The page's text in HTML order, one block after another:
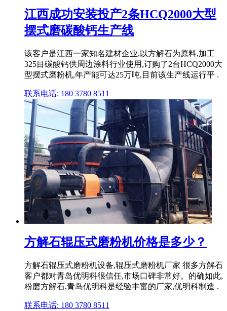
江西成功安装投产2条HCQ2000大型
摆式磨碳酸钙生产线
该客户是江西一家知名建材企业,以方解石为原料,加工
325目碳酸钙供周边涂料行业使用,订购了2台HCQ2000大
型摆式磨粉机,年产能可达25万吨,目前该生产线运行平 .
联系电话: 180 3780 8511
方解石辊压式磨粉机价格是多少？
方解石辊压式磨粉机设备,辊压式磨粉机厂家 很多方解石
客户都对青岛优明科很信任,市场口碑非常好。的确如此,
粉磨方解石,青岛优明科是经验丰富的厂家,优明科制造 .
联系电话: 180 3780 8511